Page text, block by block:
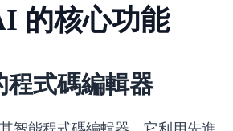
的核心功能
程式碼編輯器